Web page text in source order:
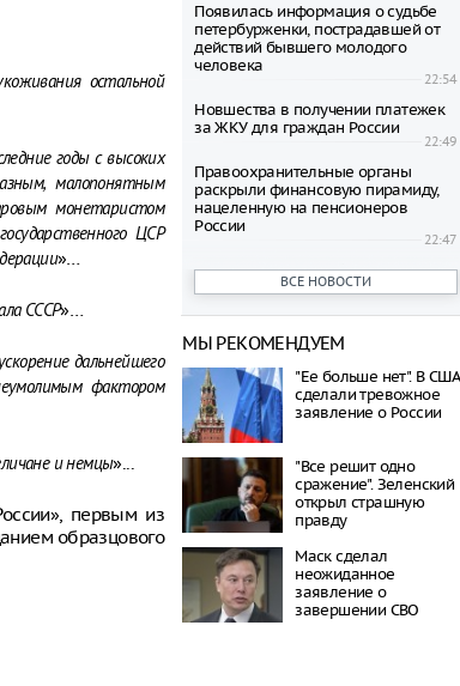
остальной
годы с высоких
малопонятным
монетаристом
ЦСР
»…
СССР»…
дальнейшего
фактором
и немцы»...
первым из
образцового
Появилась информация о судьбе
петербурженки, пострадавшей от
действий бывшего молодого
человека
22:54
Новшества в получении платежек
за ЖКУ для граждан России
22:49
Правоохранительные органы
раскрыли финансовую пирамиду,
нацеленную на пенсионеров
России
22:47
Северные олени гибнут на
Шпицбергене по неизвестной
22:42
Тысячи грузовиков застряли на
границе Украины и Польши
22:38
Младенец родился спустя полтора
часа после трагической гибели
матери, упавшей с 10-го этажа
Онищенко: в период простуд может
быть введено обязательное
ношение масок
Звезда реалити-шоу поужинала с
кошкой из одной миски, вызвав
отвращение у зрителей
ВСЕ НОВОСТИ
МЫ РЕКОМЕНДУЕМ
"Ее больше нет". В США
сделали тревожное
заявление о России
"Все решит одно
сражение". Зеленский
открыл страшную
правду
Маск сделал
неожиданное
заявление о
завершении СВО